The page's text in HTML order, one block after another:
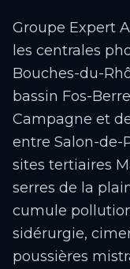
Groupe Expert
les centrales
Bouches-du-
bassin Fos-
Campagne et
entre Salon-de-
sites tertiaires
serres de la
cumule
sidérurgie,
poussières